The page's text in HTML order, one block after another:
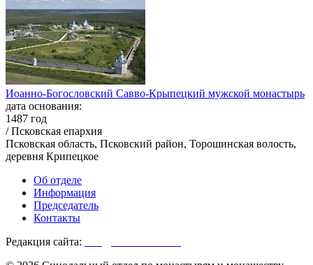
Иоанно-Богословский Савво-Крыпецкий мужской монастырь
дата основания:
1487 год
/ Псковская епархия
Псковская область, Псковский район, Торошинская волость,
деревня Крипецкое
Об отделе
Информация
Председатель
Контакты
Редакция сайта: